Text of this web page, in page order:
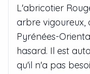
L'abricotier
arbre vigoureux,
Pyrénées-
hasard. Il est
qu'il n'a pas